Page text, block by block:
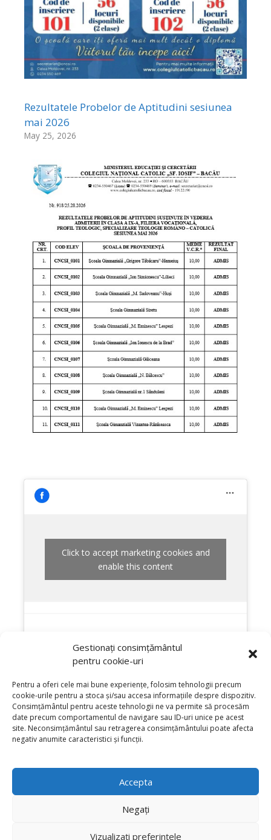
Gestionați consimțământul
pentru cookie-uri
Pentru a oferi cele mai bune experiențe, folosim tehnologii precum
cookie-urile pentru a stoca și/sau accesa informațiile despre dispozitiv.
Consimțământul pentru aceste tehnologii ne va permite să procesăm
date precum comportamentul de navigare sau ID-uri unice pe acest
site. Neconsimțământul sau retragerea consimțământului poate afecta
negativ anumite caracteristici și funcții.
Accepta
Negați
Vizualizați preferințele
Rezultatele Probelor de Aptitudini sesiunea
mai 2026
May 25, 2026
Click to accept marketing cookies and
enable this content